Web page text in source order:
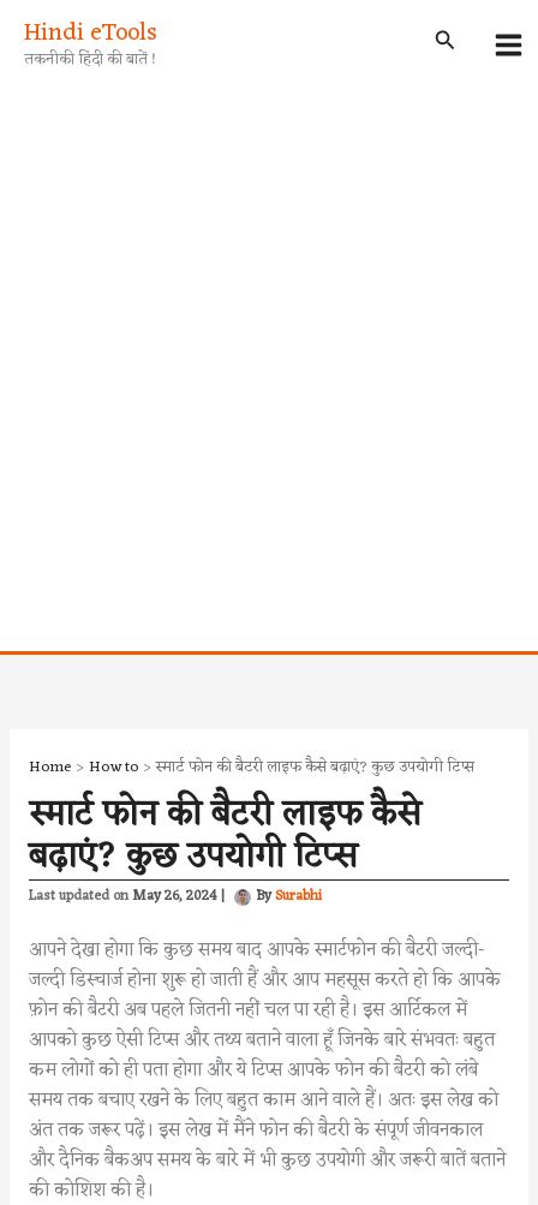
content
Hindi eTools
तकनीकी हिंदी की बातें ! Search
Home How to स्मार्ट फोन की बैटरी लाइफ कैसे बढ़ाएं? कुछ उपयोगी टिप्स
स्मार्ट फोन की बैटरी लाइफ कैसे
बढ़ाएं? कुछ उपयोगी टिप्स
May 26, 2024| BySurabhi
आपने देखा होगा कि कुछ समय बाद आपके स्मार्टफोन की बैटरी जल्दी-
जल्दी डिस्चार्ज होना शुरू हो जाती हैं और आप महसूस करते हो कि आपके
फ़ोन की बैटरी अब पहले जितनी नहीं चल पा रही है। इस आर्टिकल में
आपको कुछ ऐसी टिप्स और तथ्य बताने वाला हूँ जिनके बारे संभवतः बहुत
कम लोगों को ही पता होगा और ये टिप्स आपके फोन की बैटरी को लंबे
समय तक बचाए रखने के लिए बहुत काम आने वाले हैं। अतः इस लेख को
अंत तक जरूर पढ़ें। इस लेख में मैंने फोन की बैटरी के संपूर्ण जीवनकाल
और दैनिक बैकअप समय के बारे में भी कुछ उपयोगी और जरूरी बातें बताने
की कोशिश की है।